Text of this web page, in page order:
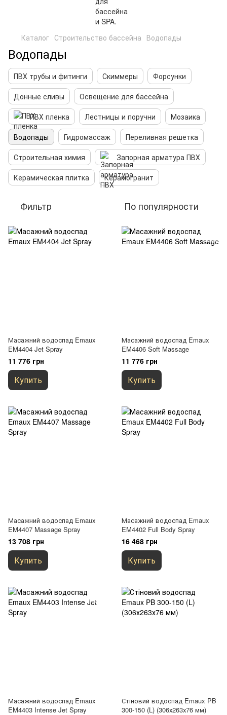
Каталог Строительство бассейна Водопады
Водопады
ПВХ трубы и фитинги Скиммеры
Форсунки
Донные сливы
Освещение для бассейна
ПВХ пленка
Лестницы и поручни
Мозаика
Водопады
Гидромассаж
Переливная решетка
Строительная химия
Запорная арматура ПВХ
Керамическая плитка
Керамогранит
Фильтр По популярности
Масажний водоспад Emaux
EM4404 Jet Spray
11 776 грн
Купить
Масажний водоспад Emaux
EM4406 Soft Massage
11 776 грн
Купить
Масажний водоспад Emaux
EM4407 Massage Spray
13 708 грн
Купить
Масажний водоспад Emaux
EM4402 Full Body Spray
16 468 грн
Купить
Масажний водоспад Emaux
EM4403 Intense Jet Spray
Стіновий водоспад Emaux PB
300-150 (L) (306х263х76 мм)